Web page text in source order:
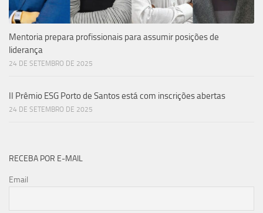
Mentoria prepara profissionais para assumir posições de
liderança
24 DE SETEMBRO DE 2025
II Prêmio ESG Porto de Santos está com inscrições abertas
24 DE SETEMBRO DE 2025
RECEBA POR E-MAIL
Email